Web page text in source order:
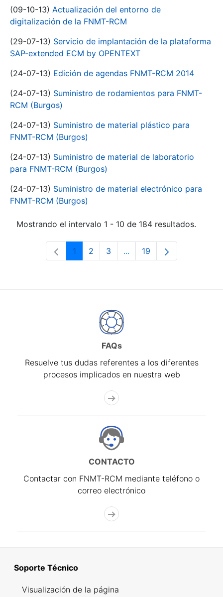
(09-10-13) Actualización del entorno de
digitalización de la FNMT-RCM
(29-07-13) Servicio de implantación de la plataforma
SAP-extended ECM by OPENTEXT
(24-07-13) Edición de agendas FNMT-RCM 2014
(24-07-13) Suministro de rodamientos para FNMT-
RCM (Burgos)
(24-07-13) Suministro de material plástico para
FNMT-RCM (Burgos)
(24-07-13) Suministro de material de laboratorio
para FNMT-RCM (Burgos)
(24-07-13) Suministro de material electrónico para
FNMT-RCM (Burgos)
Mostrando el intervalo 1 - 10 de 184 resultados.
Página
1 Página
2 Página
3 ...Páginas intermedias Use
Página
19
FAQs
Resuelve tus dudas referentes a los diferentes
procesos implicados en nuestra web
CONTACTO
Contactar con FNMT-RCM mediante teléfono o
correo electrónico
Soporte Técnico
Visualización de la página